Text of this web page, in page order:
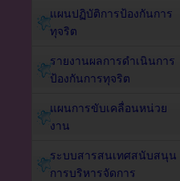
แผนปฏิบัติการป้องกันการ
ทุจริต
รายงานผลการดำเนินการ
ป้องกันการทุจริต
แผนการขับเคลื่อนหน่วย
งาน
ระบบสารสนเทศสนับสนุน
การบริหารจัดการ